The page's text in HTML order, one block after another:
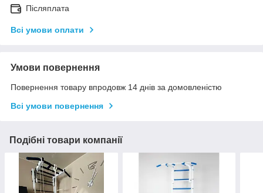
Післяплата
Всі умови оплати
Умови повернення
Повернення товару впродовж 14 днів за домовленістю
Всі умови повернення
Подібні товари компанії